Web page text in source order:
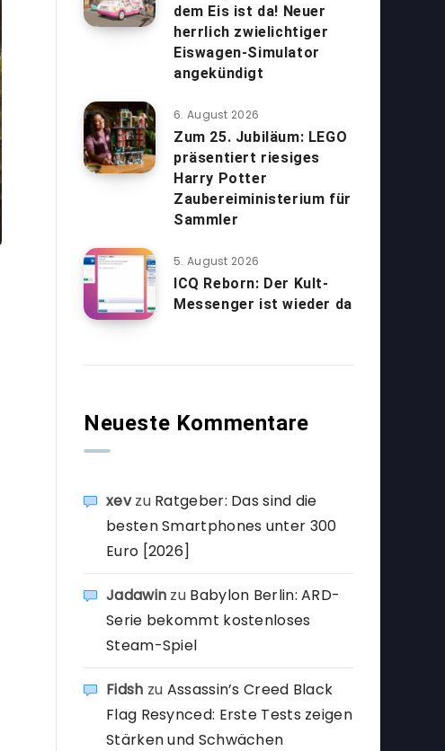
dem Eis ist da! Neuer
herrlich zwielichtiger
Eiswagen-Simulator
angekündigt
6. August 2026
Zum 25. Jubiläum: LEGO
präsentiert riesiges
Harry Potter
Zaubereiministerium für
Sammler
5. August 2026
ICQ Reborn: Der Kult-
Messenger ist wieder da
Neueste Kommentare
xevzu Ratgeber: Das sind die
besten Smartphones unter 300
Euro [2026]
Jadawin zu Babylon Berlin: ARD-
Serie bekommt kostenloses
Steam-Spiel
Fidsh zu Assassin’s Creed Black
Flag Resynced: Erste Tests zeigen
Stärken und Schwächen